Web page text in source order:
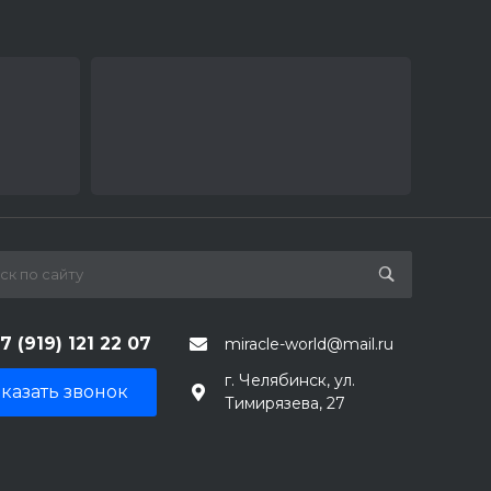
(919) 121 22 07 miracle-world@mail.ru
звонок
г. Челябинск, ул.
Тимирязева, 27